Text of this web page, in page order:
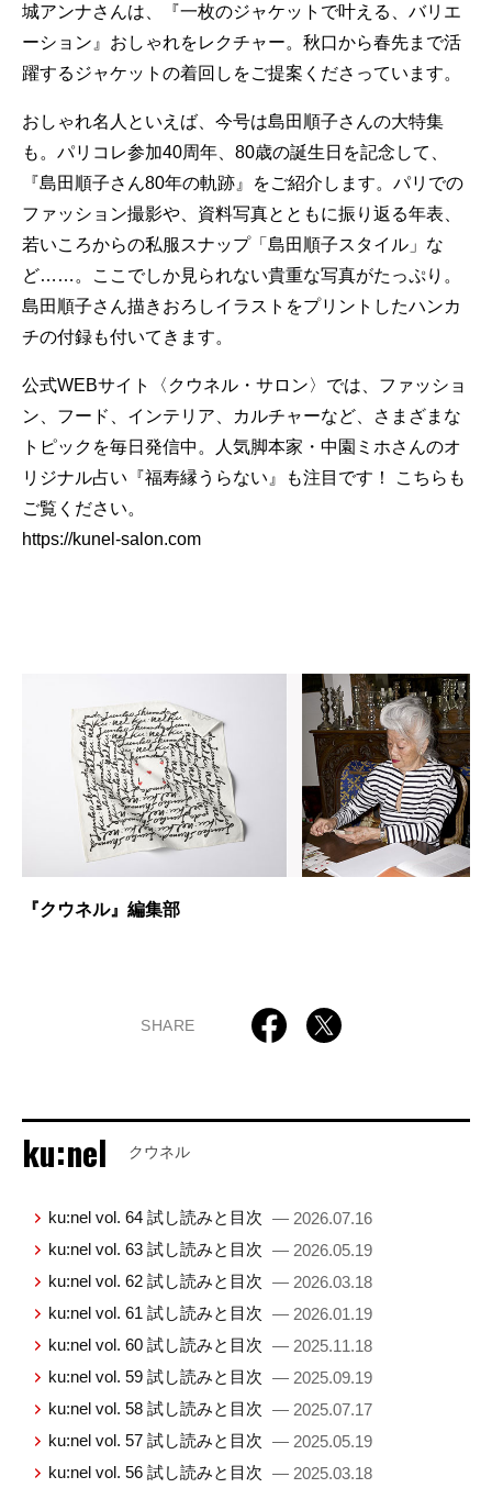
城アンナさんは、『一枚のジャケットで叶える、バリエ
ーション』おしゃれをレクチャー。秋口から春先まで活
躍するジャケットの着回しをご提案くださっています。
おしゃれ名人といえば、今号は島田順子さんの大特集
も。パリコレ参加40周年、80歳の誕生日を記念して、
『島田順子さん80年の軌跡』をご紹介します。パリでの
ファッション撮影や、資料写真とともに振り返る年表、
若いころからの私服スナップ「島田順子スタイル」な
ど……。ここでしか見られない貴重な写真がたっぷり。
島田順子さん描きおろしイラストをプリントしたハンカ
チの付録も付いてきます。
公式WEBサイト〈クウネル・サロン〉では、ファッショ
ン、フード、インテリア、カルチャーなど、さまざまな
トピックを毎日発信中。人気脚本家・中園ミホさんのオ
リジナル占い『福寿縁うらない』も注目です！ こちらも
ご覧ください。
https://kunel-salon.com
『クウネル』編集部
SHARE
ku:nel クウネル
ku:nel vol. 64 試し読みと目次 — 2026.07.16
ku:nel vol. 63 試し読みと目次 — 2026.05.19
ku:nel vol. 62 試し読みと目次 — 2026.03.18
ku:nel vol. 61 試し読みと目次 — 2026.01.19
ku:nel vol. 60 試し読みと目次 — 2025.11.18
ku:nel vol. 59 試し読みと目次 — 2025.09.19
ku:nel vol. 58 試し読みと目次 — 2025.07.17
ku:nel vol. 57 試し読みと目次 — 2025.05.19
ku:nel vol. 56 試し読みと目次 — 2025.03.18